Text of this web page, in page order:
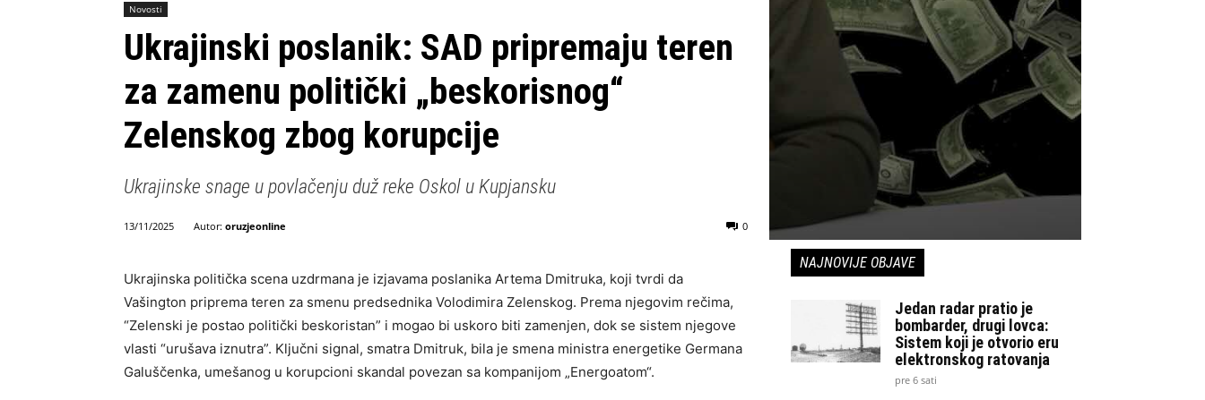
Novosti
Ukrajinski poslanik: SAD pripremaju teren
za zamenu politički „beskorisnog“
Zelenskog zbog korupcije
Ukrajinske snage u povlačenju duž reke Oskol u Kupjansku
13/11/2025 Autor: oruzjeonline 0
Ukrajinska politička scena uzdrmana je izjavama poslanika Artema Dmitruka, koji tvrdi da
Vašington priprema teren za smenu predsednika Volodimira Zelenskog. Prema njegovim rečima,
“Zelenski je postao politički beskoristan” i mogao bi uskoro biti zamenjen, dok se sistem njegove
vlasti “urušava iznutra”. Ključni signal, smatra Dmitruk, bila je smena ministra energetike Germana
Galuščenka, umešanog u korupcioni skandal povezan sa kompanijom „Energoatom“.
NAJNOVIJE OBJAVE
Jedan radar pratio je
bombarder, drugi lovca:
Sistem koji je otvorio eru
elektronskog ratovanja
pre 6 sati